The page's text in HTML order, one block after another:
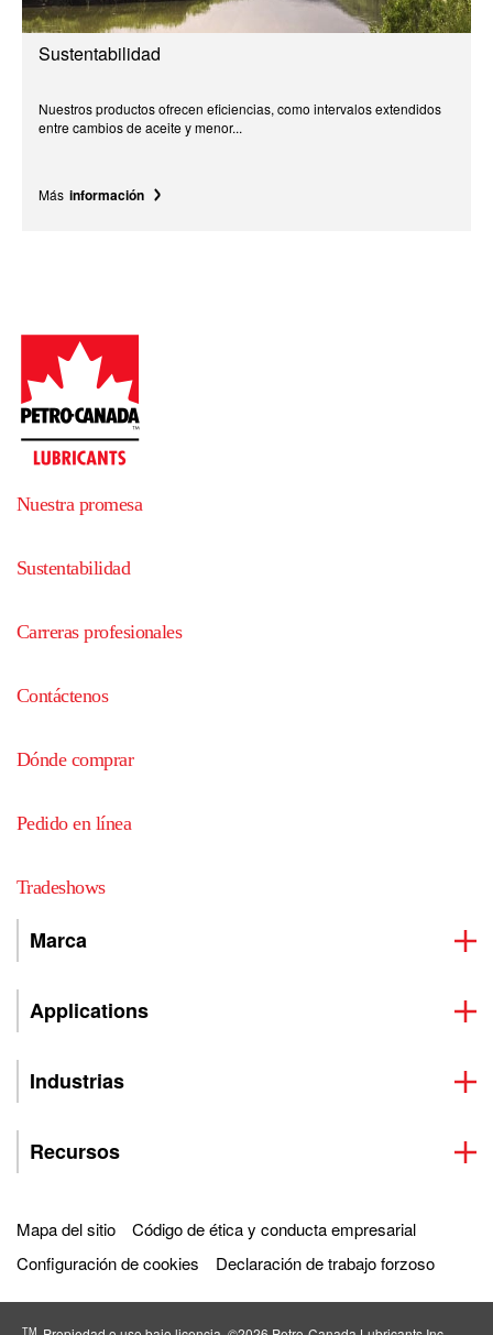
Sustentabilidad
Nuestros productos ofrecen eficiencias, como intervalos extendidos
entre cambios de aceite y menor...
Más información
Nuestra promesa
Sustentabilidad
Carreras profesionales
Contáctenos
Dónde comprar
Pedido en línea
Tradeshows
Marca
Applications
Industrias
Recursos
Mapa del sitio
Código de ética y conducta empresarial
Configuración de cookies
Declaración de trabajo forzoso
TM